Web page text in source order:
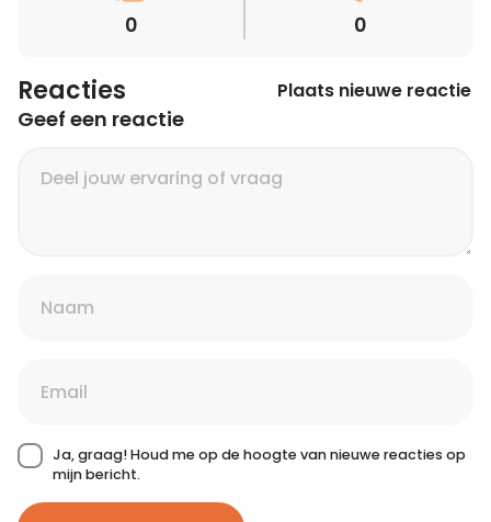
0 0
Reacties Plaats nieuwe reactie
Geef een reactie
Ja, graag! Houd me op de hoogte van nieuwe reacties op
mijn bericht.